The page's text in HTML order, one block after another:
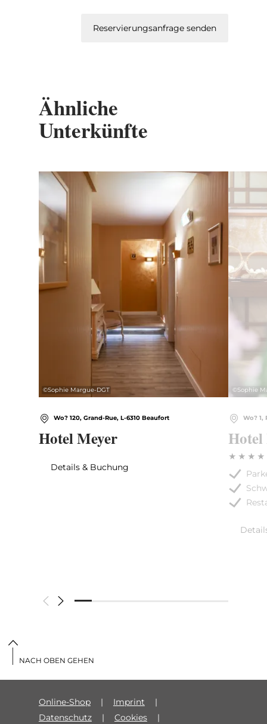
Reservierungsanfrage senden
Ähnliche
Unterkünfte
©Sophie Margue-DGT
Wo? 120, Grand-Rue, L-6310 Beaufort
Hotel Meyer
Details & Buchung
©Sophie
Wo? 1,
Online-Shop
Imprint
Datenschutz
Cookies
NACH OBEN GEHEN